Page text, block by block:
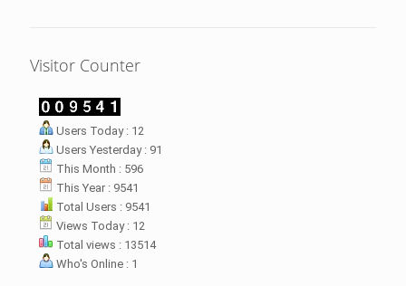
Visitor Counter
Users Today : 12
Users Yesterday : 91
This Month : 596
This Year : 9541
Total Users : 9541
Views Today : 12
Total views : 13514
Who's Online : 1
Desak
masyarakat dua desa
bukan merupakan
pertama ke
ATR/ BPN. Warga
kunjungan kali ini membuat
ATR/BPN
penyelesaian
agraria di desa mereka.
壯陽藥台灣購物
犀利士壯陽藥線上購買